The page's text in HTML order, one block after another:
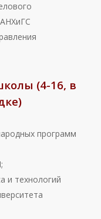
(4-16, в
программ
и технологий